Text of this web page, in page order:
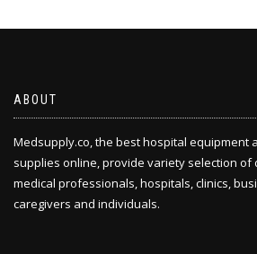
ABOUT
Medsupply.co, the best hospital equipment
supplies online, provide variety selection of
medical professionals, hospitals, clinics,
caregivers and individuals.